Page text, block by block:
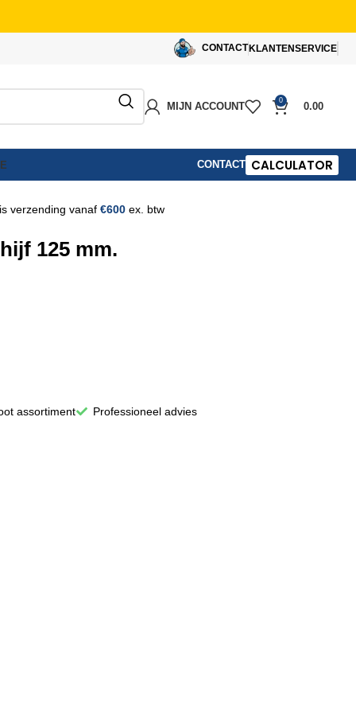
CONTACT KLANTENSERVICE
MIJN ACCOUNT
0
0.00
CONTACT CALCULATOR
verzending vanaf €600ex. btw
125 mm.
assortiment Professioneel advies